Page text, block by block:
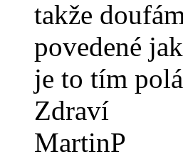
takže
povedené
je to tím
Zdraví
MartinP